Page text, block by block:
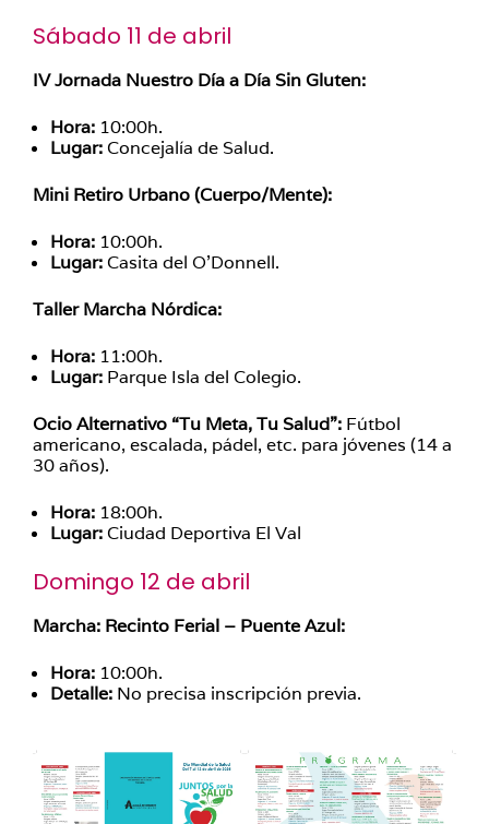
Sábado 11 de abril
IV Jornada Nuestro Día a Día Sin Gluten:
Hora: 10:00h.
Lugar: Concejalía de Salud.
Mini Retiro Urbano (Cuerpo/Mente):
Hora: 10:00h.
Lugar: Casita del O’Donnell.
Taller Marcha Nórdica:
Hora: 11:00h.
Lugar: Parque Isla del Colegio.
Ocio Alternativo “Tu Meta, Tu Salud”: Fútbol
americano, escalada, pádel, etc. para jóvenes (14 a
30 años).
Hora: 18:00h.
Lugar: Ciudad Deportiva El Val
Domingo 12 de abril
Marcha: Recinto Ferial – Puente Azul:
Hora: 10:00h.
Detalle: No precisa inscripción previa.